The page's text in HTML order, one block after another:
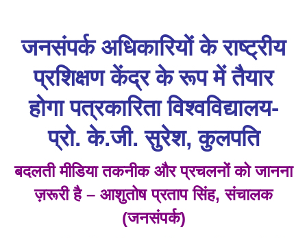
जनसंपर्क अधिकारियों के राष्ट्रीय
प्रशिक्षण केंद्र के रूप में तैयार
होगा पत्रकारिता विश्वविद्यालय-
प्रो. के.जी. सुरेश, कुलपति
बदलती मीडिया तकनीक और प्रचलनों को जानना
ज़रूरी है – आशुतोष प्रताप सिंह, संचालक
(जनसंपर्क)